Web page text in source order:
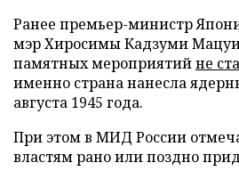
Ранее премьер-министр
мэр Хиросимы Кадзуми
памятных мероприятийне
именно страна нанесла
августа 1945 года.
При этом в МИД России
властям рано или поздно